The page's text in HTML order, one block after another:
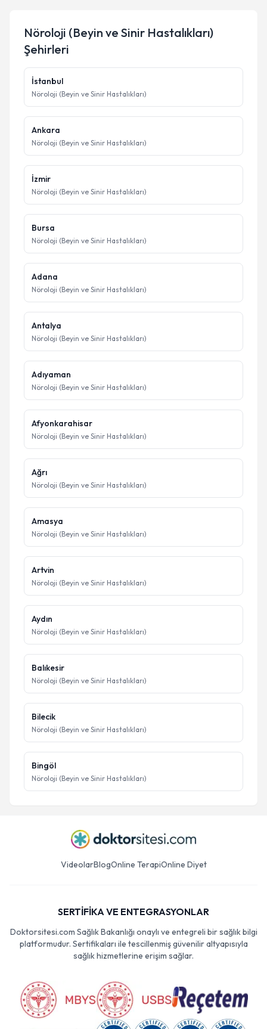
Nöroloji (Beyin ve Sinir Hastalıkları)
Şehirleri
İstanbul
Nöroloji (Beyin ve Sinir Hastalıkları)
Ankara
Nöroloji (Beyin ve Sinir Hastalıkları)
İzmir
Nöroloji (Beyin ve Sinir Hastalıkları)
Bursa
Nöroloji (Beyin ve Sinir Hastalıkları)
Adana
Nöroloji (Beyin ve Sinir Hastalıkları)
Antalya
Nöroloji (Beyin ve Sinir Hastalıkları)
Adıyaman
Nöroloji (Beyin ve Sinir Hastalıkları)
Afyonkarahisar
Nöroloji (Beyin ve Sinir Hastalıkları)
Ağrı
Nöroloji (Beyin ve Sinir Hastalıkları)
Amasya
Nöroloji (Beyin ve Sinir Hastalıkları)
Artvin
Nöroloji (Beyin ve Sinir Hastalıkları)
Aydın
Nöroloji (Beyin ve Sinir Hastalıkları)
Balıkesir
Nöroloji (Beyin ve Sinir Hastalıkları)
Bilecik
Nöroloji (Beyin ve Sinir Hastalıkları)
Bingöl
Nöroloji (Beyin ve Sinir Hastalıkları)
VideolarBlogOnline TerapiOnline Diyet
SERTİFİKA VE ENTEGRASYONLAR
Doktorsitesi.com Sağlık Bakanlığı onaylı ve entegreli bir sağlık bilgi
platformudur. Sertifikaları ile tescillenmiş güvenilir altyapısıyla
sağlık hizmetlerine erişim sağlar.